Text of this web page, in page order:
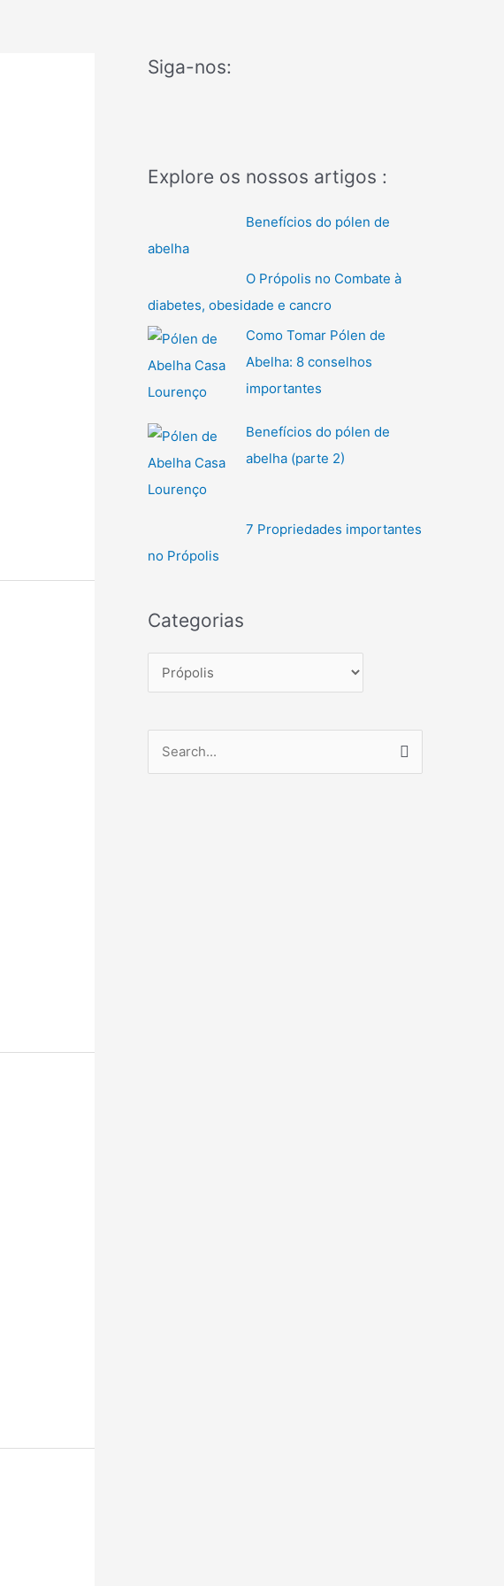
Siga-nos:
Explore os nossos artigos :
Benefícios do pólen de
abelha
O Própolis no Combate à
diabetes, obesidade e cancro
Como Tomar Pólen de
Abelha: 8 conselhos
importantes
Benefícios do pólen de
abelha (parte 2)
7 Propriedades importantes
no Própolis
Categorias
C
g
i
s